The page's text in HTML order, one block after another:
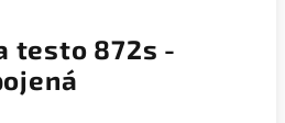
testo 872s -